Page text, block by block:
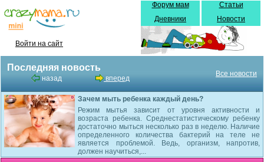
Войти на сайт
Форум мам
Дневники
Статьи
Новости
Последняя новость
назад вперед
Все новости
Зачем мыть ребенка каждый день?
Режим мытья зависит от уровня активности и
возраста ребенка. Среднестатистическому ребенку
достаточно мыться несколько раз в неделю. Наличие
определенного количества бактерий на теле не
является проблемой. Ведь, организм, напротив,
должен научиться,...